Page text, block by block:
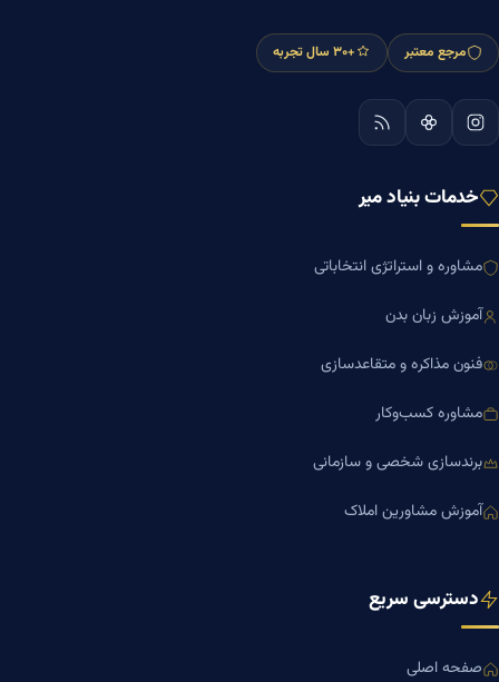
مرجع معتبر +۳۰ سال تجربه
خدمات بنیاد میر
مشاوره و استراتژی انتخاباتی
آموزش زبان بدن
فنون مذاکره و متقاعدسازی
مشاوره کسب‌وکار
برندسازی شخصی و سازمانی
آموزش مشاورین املاک
دسترسی سریع
صفحه اصلی